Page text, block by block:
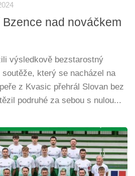
nad nováčkem
výsledkově bezstarostný
který se nacházel na
z Kvasic přehrál Slovan bez
podruhé za sebou s nulou...